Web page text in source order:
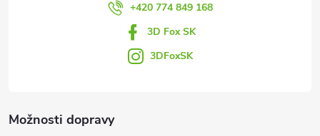
Možnosti dopravy
+420 774 849 168
3D Fox SK
3DFoxSK